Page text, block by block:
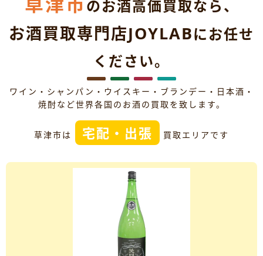
のお酒高価買取なら、
お酒買取専門店JOYLABにお任せ
ください。
ワイン・シャンパン・ウイスキー・ブランデー・日本酒・
焼酎など世界各国のお酒の買取を致します。
草津市は 宅配・出張 買取エリアです